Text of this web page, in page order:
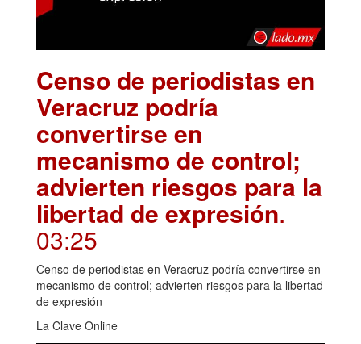
Censo de periodistas en
Veracruz podría
convertirse en
mecanismo de control;
advierten riesgos para la
libertad de expresión.
03:25
Censo de periodistas en Veracruz podría convertirse en
mecanismo de control; advierten riesgos para la libertad
de expresión
La Clave Online